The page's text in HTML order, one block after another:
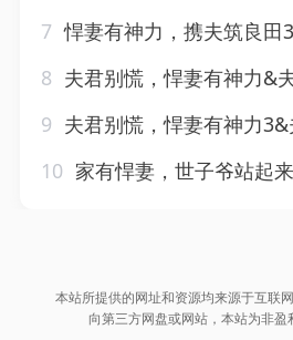
7 悍妻有神力，携夫筑良田3&悍妻有神力携
8 夫君别慌，悍妻有神力&夫君别慌悍
9 夫君别慌，悍妻有神力3&夫君别慌悍妻
10 家有悍妻，世子爷站起来了&家有悍妻世
本站所提供的网址和资源均来源于互联
向第三方网盘或网站，本站为非盈